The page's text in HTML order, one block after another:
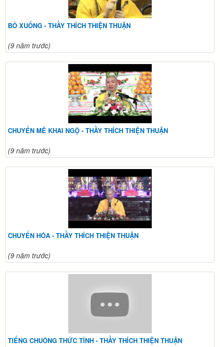
BỎ XUỐNG - THẦY THÍCH THIỆN THUẬN
(9 năm trước)
CHUYỂN MÊ KHAI NGỘ - THẦY THÍCH THIỆN THUẬN
(9 năm trước)
CHUYỂN HÓA - THẦY THÍCH THIỆN THUẬN
(9 năm trước)
TIẾNG CHUÔNG THỨC TỈNH - THẦY THÍCH THIỆN THUẬN